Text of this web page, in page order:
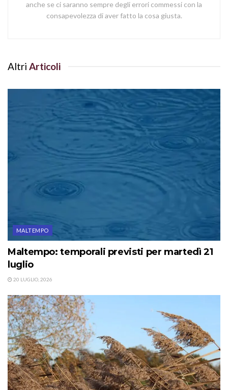
anche se ci saranno sempre degli errori commessi con la
consapevolezza di aver fatto la cosa giusta.
Altri Articoli
MALTEMPO
Maltempo: temporali previsti per martedì 21
luglio
20 LUGLIO, 2026